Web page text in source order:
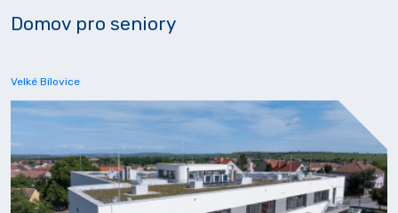
Domov pro seniory
Velké Bílovice